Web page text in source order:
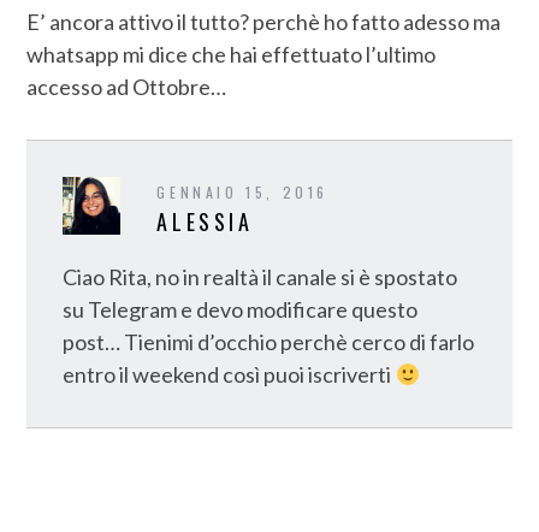
E’ ancora attivo il tutto? perchè ho fatto adesso ma
whatsapp mi dice che hai effettuato l’ultimo
accesso ad Ottobre…
GENNAIO 15, 2016
ALESSIA
Ciao Rita, no in realtà il canale si è spostato
su Telegram e devo modificare questo
post… Tienimi d’occhio perchè cerco di farlo
entro il weekend così puoi iscriverti